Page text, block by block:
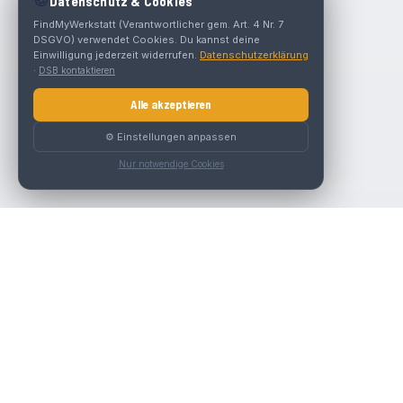
FindMyWerkstatt (Verantwortlicher gem. Art. 4 Nr. 7
DSGVO) verwendet Cookies. Du kannst deine
Einwilligung jederzeit widerrufen. Datenschutzerklärung
· DSB kontaktieren
Alle akzeptieren
⚙️ Einstellungen anpassen
Nur notwendige Cookies